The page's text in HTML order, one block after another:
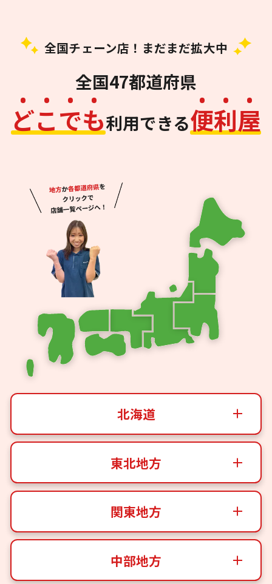
全国チェーン店！まだまだ拡大中
全国47都道府県
どこでも利用できる便利屋
北海道
東北地方
関東地方
中部地方